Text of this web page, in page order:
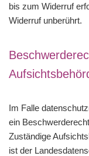
bis zum Widerruf
Widerruf unberührt.
Im Falle
ein
Zuständige
ist der